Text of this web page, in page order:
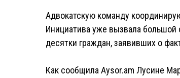
Адвокатскую команду
Инициатива уже вызвала большой
десятки граждан, заявивших о
Как сообщила Aysor.am Лусине